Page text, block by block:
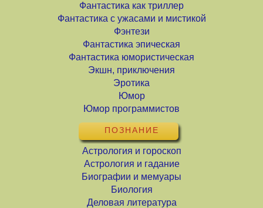
Фантастика как триллер
Фантастика с ужасами и мистикой
Фэнтези
Фантастика эпическая
Фантастика юмористическая
Экшн, приключения
Эротика
Юмор
Юмор программистов
ПОЗНАНИЕ
Астрология и гороскоп
Астрология и гадание
Биографии и мемуары
Биология
Деловая литература